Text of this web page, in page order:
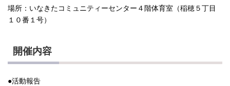
場所：いなきたコミュニティーセンター４階体育室（稲穂５丁目
１０番１号）
開催内容
●活動報告